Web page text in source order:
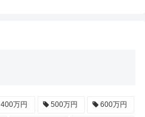
400万円 500万円 600万円